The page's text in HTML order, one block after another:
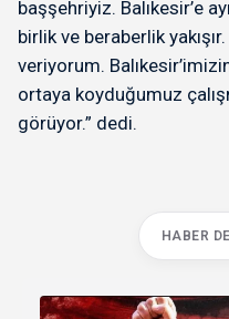
başşehriyiz. Balıkesir’e
birlik ve beraberlik
veriyorum.
ortaya koyduğumuz
görüyor.” dedi.
HABER